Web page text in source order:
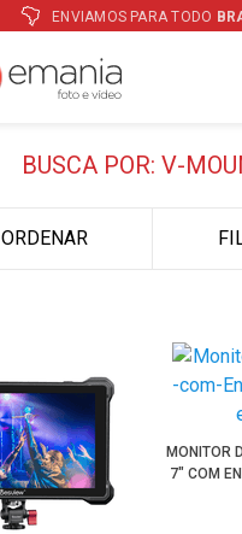
ENVIAMOS PARA TODO
BUSCA POR: V-
ORDENAR
MONITOR
7" COM